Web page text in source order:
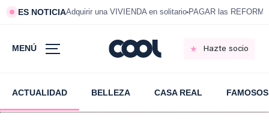
ES NOTICIAAdquirir una VIVIENDA en solitario PAGAR las
MENÚ Hazte socio
ACTUALIDAD BELLEZA CASA REAL FAMOSOS